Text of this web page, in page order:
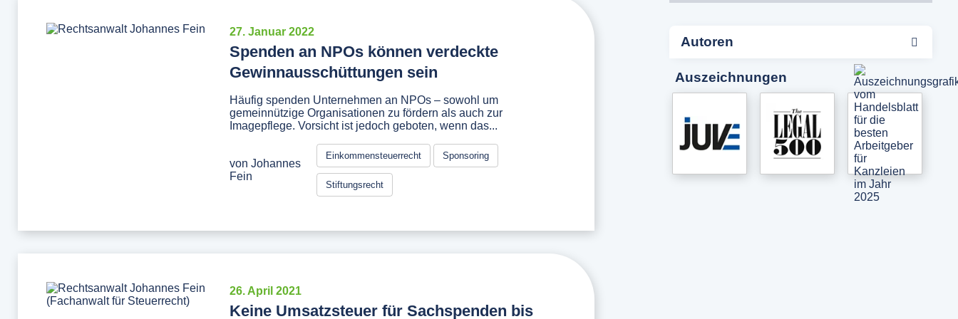
27. Januar 2022
Spenden an NPOs können verdeckte
Gewinnausschüttungen sein
Häufig spenden Unternehmen an NPOs – sowohl um
gemeinnützige Organisationen zu fördern als auch zur
Imagepflege. Vorsicht ist jedoch geboten, wenn das...
von Johannes
Fein
Einkommensteuerrecht Sponsoring
Stiftungsrecht
26. April 2021
Keine Umsatzsteuer für Sachspenden bis
Autoren
Auszeichnungen